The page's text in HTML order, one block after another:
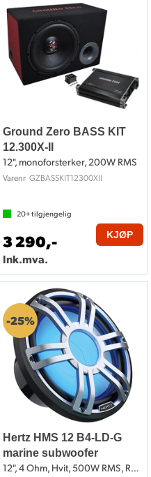
Ground Zero BASS KIT
12.300X-II
12", monoforsterker, 200W RMS
Varenr GZBASSKIT12300XII
20+tilgjengelig
3 290,-
Ink.mva.
KJØP
25%
Hertz HMS 12 B4-LD-G
marine subwoofer
12", 4 Ohm, Hvit, 500W RMS, RGB LED